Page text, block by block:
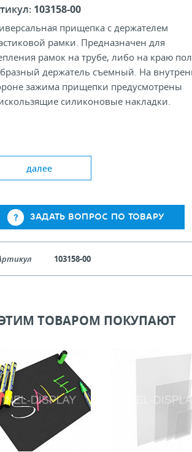
103158-00
прищепка с держателем
рамки. Предназначен для
рамок на трубе, либо на краю
держатель съемный. На
зажима прищепки предусмотрены
силиконовые накладки.
трубы, мм: 40
рамки: A4-A6
далее
ЗАДАТЬ ВОПРОС ПО ТОВАРУ
103158-00
руб (с НДС) ПО
ТОВАРОМ ПОКУПАЮТ